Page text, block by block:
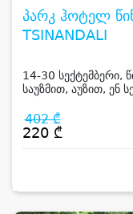
პარკ ჰოტელ
TSINANDALI
14-30 სექტემბერი,
საუზმით, აუზით, ენ
402 ₾
220 ₾